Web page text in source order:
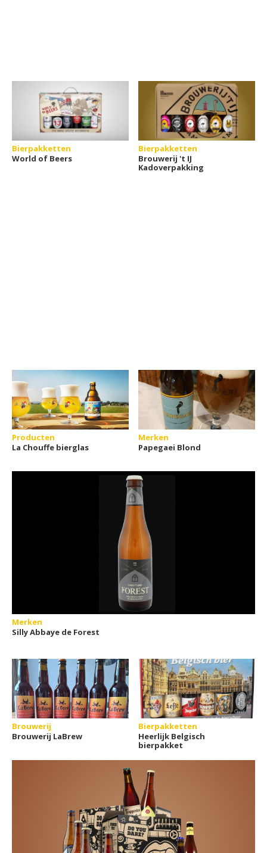
Bierpakketten
World of Beers
Bierpakketten
Brouwerij 't IJ
Kadoverpakking
Producten
La Chouffe bierglas
Merken
Papegaei Blond
Merken
Silly Abbaye de Forest
Brouwerij
Brouwerij LaBrew
Bierpakketten
Heerlijk Belgisch
bierpakket